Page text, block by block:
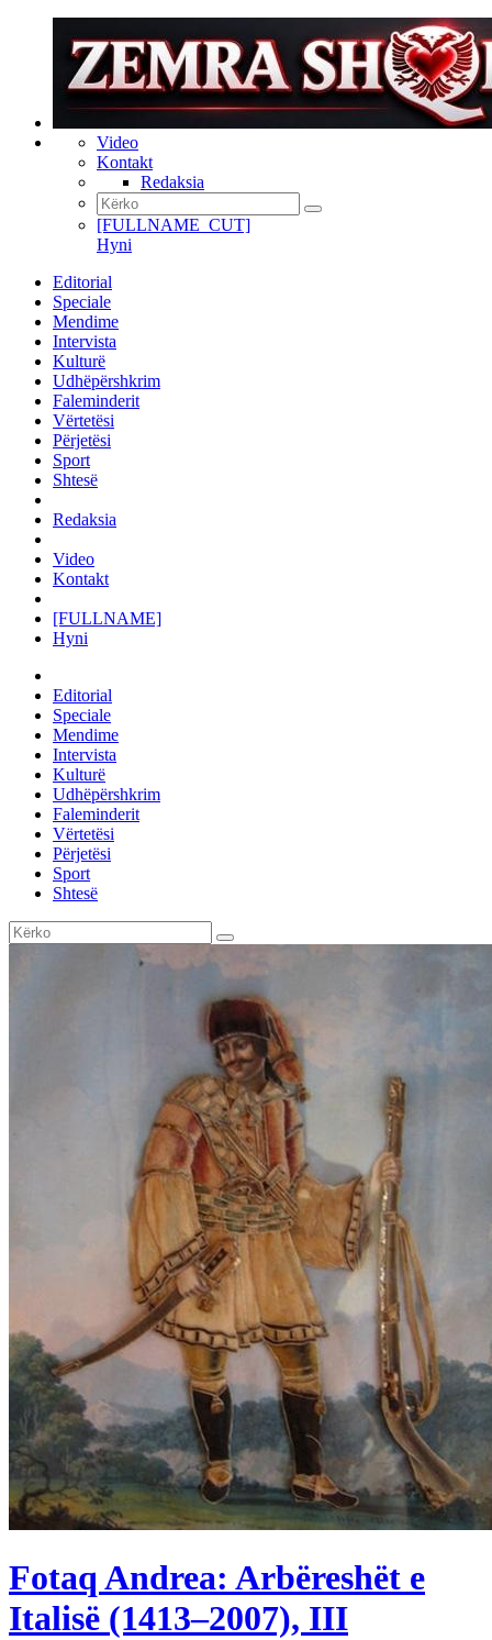
Video
Kontakt
Redaksia
[FULLNAME_CUT]
Hyni
Editorial
Speciale
Mendime
Intervista
Kulturë
Udhëpërshkrim
Faleminderit
Vërtetësi
Përjetësi
Sport
Shtesë
Redaksia
Video
Kontakt
[FULLNAME]
Hyni
Editorial
Speciale
Mendime
Intervista
Kulturë
Udhëpërshkrim
Faleminderit
Vërtetësi
Përjetësi
Sport
Shtesë
Fotaq Andrea: Arbëreshët e
Italisë (1413–2007), III